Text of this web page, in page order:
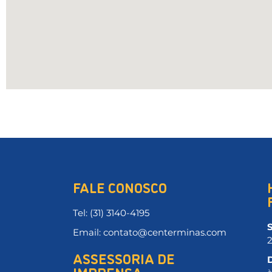
FALE CONOSCO
Tel: (31) 3140-4195
Email: contato@centerminas.com
ASSESSORIA DE